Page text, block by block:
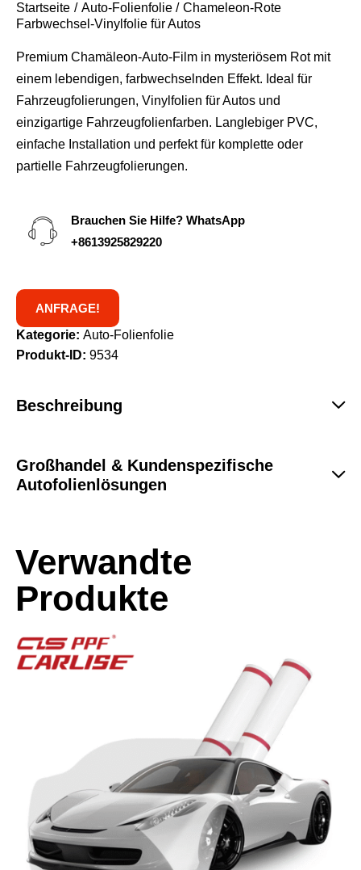
Startseite Auto-Folienfolie
Chameleon-Rote
Farbwechsel-Vinylfolie für Autos
Premium Chamäleon-Auto-Film in mysteriösem Rot mit
einem lebendigen, farbwechselnden Effekt. Ideal für
Fahrzeugfolierungen, Vinylfolien für Autos und
einzigartige Fahrzeugfolienfarben. Langlebiger PVC,
einfache Installation und perfekt für komplette oder
partielle Fahrzeugfolierungen.
Brauchen Sie Hilfe? WhatsApp
+8613925829220
ANFRAGE!
Kategorie: Auto-Folienfolie
Produkt-ID: 9534
Beschreibung
Großhandel & Kundenspezifische
Autofolienlösungen
Verwandte
Produkte